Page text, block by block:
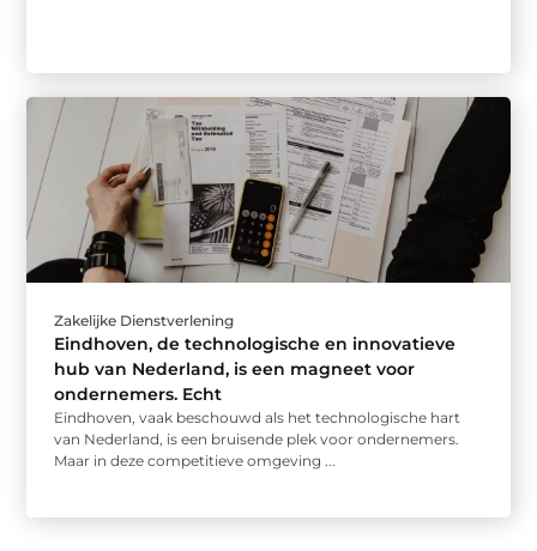
Zakelijke Dienstverlening
Eindhoven, de technologische en innovatieve
hub van Nederland, is een magneet voor
ondernemers. Echt
Eindhoven, vaak beschouwd als het technologische hart
van Nederland, is een bruisende plek voor ondernemers.
Maar in deze competitieve omgeving ...